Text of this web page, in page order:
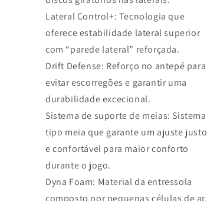
Lateral Control+: Tecnologia que
oferece estabilidade lateral superior
com “parede lateral” reforçada.
Drift Defense: Reforço no antepé para
evitar escorregões e garantir uma
durabilidade excecional.
Sistema de suporte de meias: Sistema
tipo meia que garante um ajuste justo
e confortável para maior conforto
durante o jogo.
Dyna Foam: Material da entressola
composto por pequenas células de ar,